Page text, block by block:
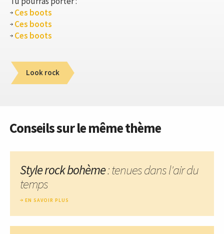
Ces boots
Ces boots
Ces boots
Look rock
Conseils sur le même thème
Style rock bohème: tenues dans l'air du
temps
EN SAVOIR PLUS